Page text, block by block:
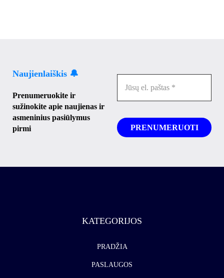
Naujienlaiškis 🔔
Prenumeruokite ir
sužinokite apie naujienas ir
asmeninius pasiūlymus
pirmi
KATEGORIJOS
PRADŽIA
PASLAUGOS